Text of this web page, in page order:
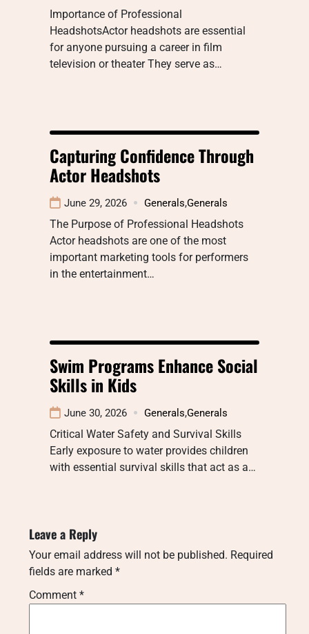
Importance of Professional
HeadshotsActor headshots are essential
for anyone pursuing a career in film
television or theater They serve as…
Capturing Confidence Through
Actor Headshots
June 29, 2026 Generals,Generals
The Purpose of Professional Headshots
Actor headshots are one of the most
important marketing tools for performers
in the entertainment…
Swim Programs Enhance Social
Skills in Kids
June 30, 2026 Generals,Generals
Critical Water Safety and Survival Skills
Early exposure to water provides children
with essential survival skills that act as a…
Leave a Reply
Your email address will not be published. Required
fields are marked *
Comment *